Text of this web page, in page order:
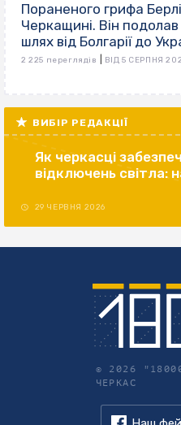
Пораненого грифа
Черкащині. Він
шлях від Болгарії до
2 225 переглядів ВІД 5 СЕРПНЯ
ВИБІР РЕДАКЦІЇ
Як черкасці
відключень світла:
29 ЧЕРВНЯ 2026
© 2026
ЧЕРКАС